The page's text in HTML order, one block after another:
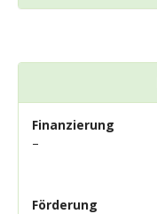
Finanzierung
–
Förderung